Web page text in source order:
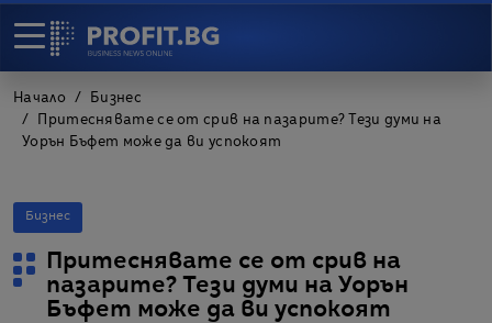
Начало
Бизнес
Притеснявате се от срив на пазарите? Тези думи на
Уорън Бъфет може да ви успокоят
Бизнес
Притеснявате се от срив на
пазарите? Тези думи на Уорън
Бъфет може да ви успокоят